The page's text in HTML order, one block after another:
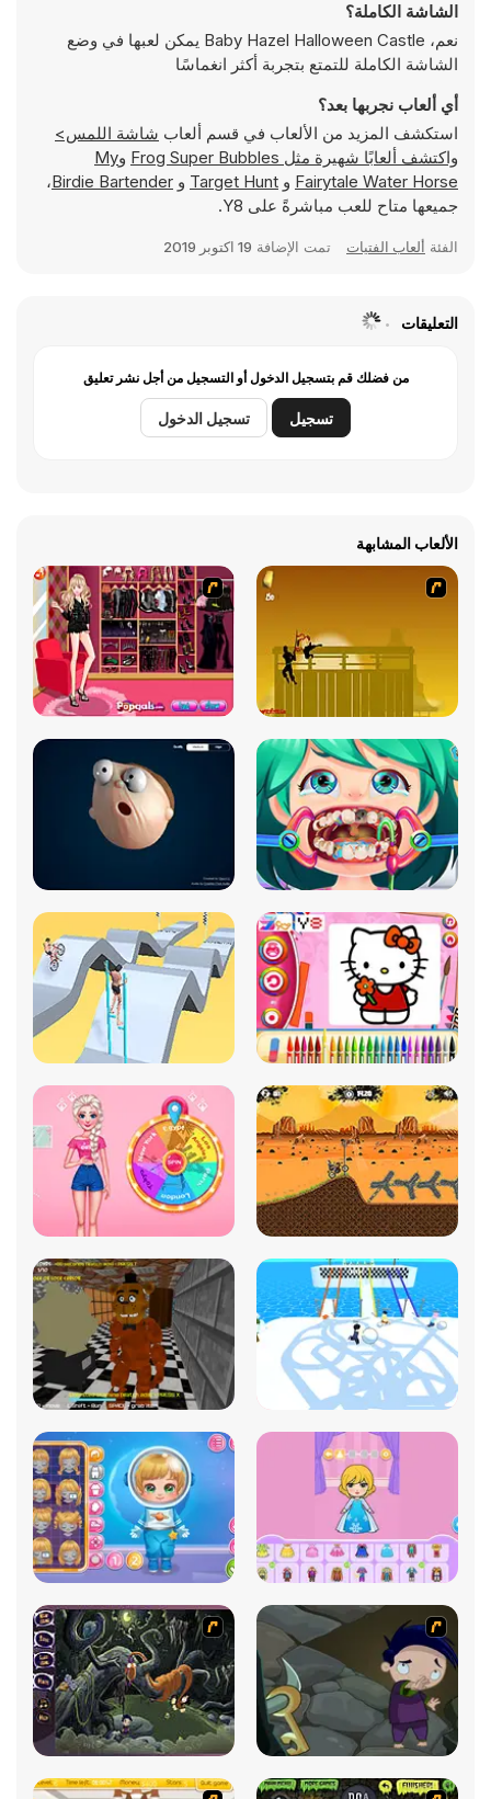
الشاشة الكاملة؟
نعم، Baby Hazel Halloween Castle يمكن لعبها في وضع
الشاشة الكاملة للتمتع بتجربة أكثر انغماسًا
أي ألعاب نجربها بعد؟
استكشف المزيد من الألعاب في قسم ألعاب شاشة اللمس>
واكتشف ألعابًا شهيرة مثل Frog Super Bubbles وMy
Fairytale Water Horse و Target Hunt و Birdie Bartender،
جميعها متاح للعب مباشرةً على Y8.
الفئة ألعاب الفتيات تمت الإضافة 19 اكتوبر 2019
التعليقات
من فضلك قم بتسجيل الدخول أو التسجيل من أجل نشر تعليق
تسجيل تسجيل الدخول
الألعاب المشابهة